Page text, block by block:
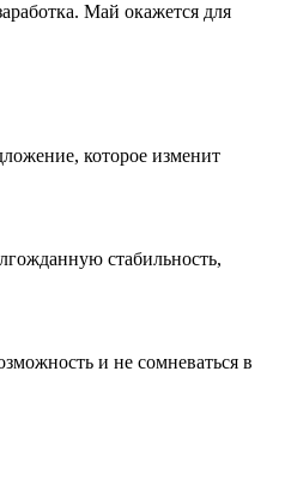
Май окажется для
которое изменит
стабильность,
и не сомневаться в